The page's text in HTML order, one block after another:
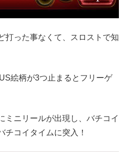
打った事なくて、スロストで知
絵柄が3つ止まるとフリーゲ
ミニリールが出現し、バチコイ
チコイタイムに突入！